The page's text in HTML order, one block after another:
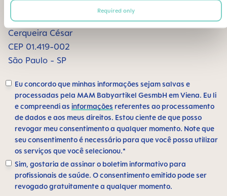
Required only
BEBE SAUDE LTDA | CNPJ 02.729.687/0001-26
Alameda Santos, 1165 sala 1009
Cerqueira César
CEP 01.419-002
São Paulo - SP
Eu concordo que minhas informações sejam salvas e
processadas pela MAM Babyartikel GesmbH em Viena. Eu li
e compreendi as informações referentes ao processamento
de dados e aos meus direitos. Estou ciente de que posso
revogar meu consentimento a qualquer momento. Note que
seu consentimento é necessário para que você possa utilizar
os serviços que você selecionou.*
Sim, gostaria de assinar o boletim informativo para
profissionais de saúde. O consentimento emitido pode ser
revogado gratuitamente a qualquer momento.